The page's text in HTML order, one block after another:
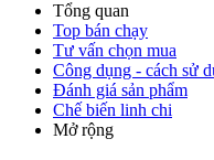
Tổng quan
Top bán chạy
Tư vấn chọn mua
Công dụng - cách sử
Đánh giá sản phẩm
Chế biến linh chi
Mở rộng